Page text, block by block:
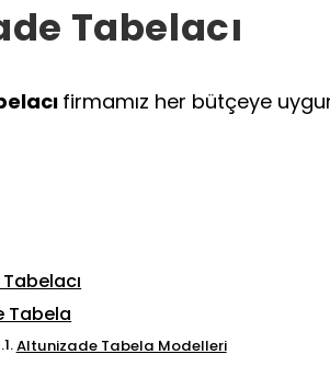
Tabelacı
firmamız her bütçeye
Tabela
Altunizade Tabela Modelleri